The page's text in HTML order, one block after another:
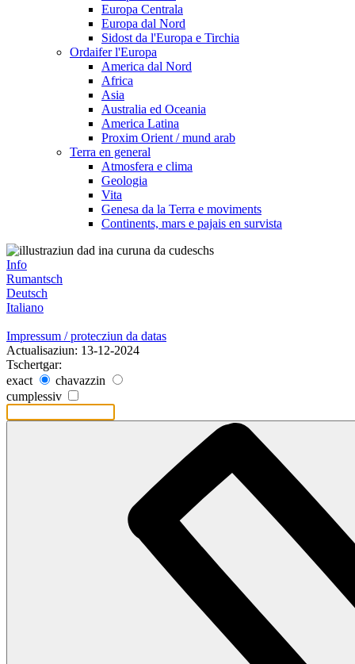
Europa Centrala
Europa dal Nord
Sidost da l'Europa e Tirchia
Ordaifer l'Europa
America dal Nord
Africa
Asia
Australia ed Oceania
America Latina
Proxim Orient / mund arab
Terra en general
Atmosfera e clima
Geologia
Vita
Genesa da la Terra e moviments
Continents, mars e pajais en survista
Info
Rumantsch
Deutsch
Italiano
Impressum / protecziun da datas
Actualisaziun: 13-12-2024
Tschertgar:
exact
chavazzin
cumplessiv